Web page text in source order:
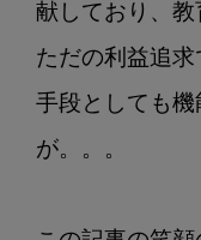
献しており、
ただの利益追
手段としても
が。。。